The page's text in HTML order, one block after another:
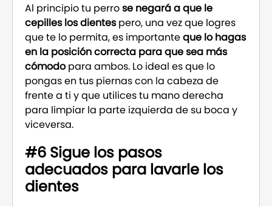
Al principio tu perrose negará a que le
cepilles los dientespero, una vez que logres
que te lo permita, es importanteque lo hagas
en la posición correcta para que sea más
cómodopara ambos. Lo ideal es que lo
pongas en tus piernas con la cabeza de
frente a ti y que utilices tu mano derecha
para limpiar la parte izquierda de su boca y
viceversa.
#6 Sigue los pasos
adecuados para lavarle los
dientes